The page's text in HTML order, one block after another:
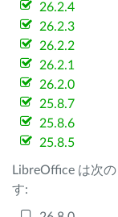
26.2.4
26.2.3
26.2.2
26.2.1
26.2.0
25.8.7
25.8.6
25.8.5
LibreOffice は次の
す: